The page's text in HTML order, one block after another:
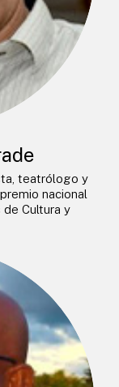
teatrólogo y
nacional
Cultura y